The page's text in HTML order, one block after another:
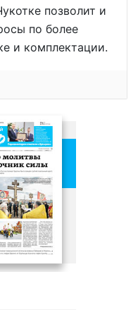
позволит и
по более
и комплектации.